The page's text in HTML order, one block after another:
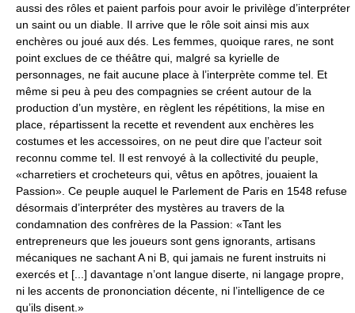
aussi des rôles et paient parfois pour avoir le privilège d’interpréter
un saint ou un diable. Il arrive que le rôle soit ainsi mis aux
enchères ou joué aux dés. Les femmes, quoique rares, ne sont
point exclues de ce théâtre qui, malgré sa kyrielle de
personnages, ne fait aucune place à l’interprète comme tel. Et
même si peu à peu des compagnies se créent autour de la
production d’un mystère, en règlent les répétitions, la mise en
place, répartissent la recette et revendent aux enchères les
costumes et les accessoires, on ne peut dire que l’acteur soit
reconnu comme tel. Il est renvoyé à la collectivité du peuple,
«charretiers et crocheteurs qui, vêtus en apôtres, jouaient la
Passion». Ce peuple auquel le Parlement de Paris en 1548 refuse
désormais d’interpréter des mystères au travers de la
condamnation des confrères de la Passion: «Tant les
entrepreneurs que les joueurs sont gens ignorants, artisans
mécaniques ne sachant A ni B, qui jamais ne furent instruits ni
exercés et [...] davantage n’ont langue diserte, ni langage propre,
ni les accents de prononciation décente, ni l’intelligence de ce
qu’ils disent.»